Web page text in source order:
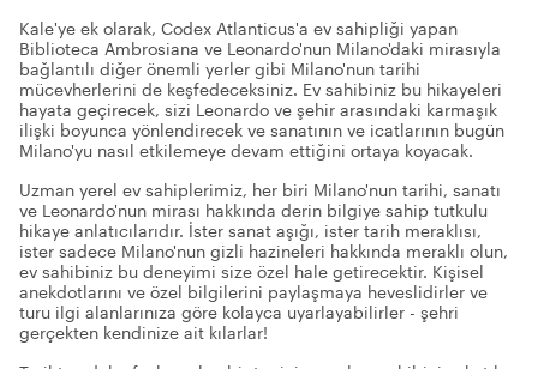
Kale'ye ek olarak, Codex Atlanticus'a ev sahipliği yapan
Biblioteca Ambrosiana ve Leonardo'nun Milano'daki mirasıyla
bağlantılı diğer önemli yerler gibi Milano'nun tarihi
mücevherlerini de keşfedeceksiniz. Ev sahibiniz bu hikayeleri
hayata geçirecek, sizi Leonardo ve şehir arasındaki karmaşık
ilişki boyunca yönlendirecek ve sanatının ve icatlarının bugün
Milano'yu nasıl etkilemeye devam ettiğini ortaya koyacak.
Uzman yerel ev sahiplerimiz, her biri Milano'nun tarihi, sanatı
ve Leonardo'nun mirası hakkında derin bilgiye sahip tutkulu
hikaye anlatıcılarıdır. İster sanat aşığı, ister tarih meraklısı,
ister sadece Milano'nun gizli hazineleri hakkında meraklı olun,
ev sahibiniz bu deneyimi size özel hale getirecektir. Kişisel
anekdotlarını ve özel bilgilerini paylaşmaya heveslidirler ve
turu ilgi alanlarınıza göre kolayca uyarlayabilirler - şehri
gerçekten kendinize ait kılarlar!